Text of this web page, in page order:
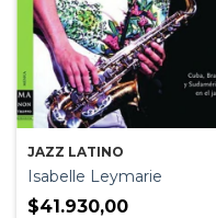
JAZZ LATINO
Isabelle Leymarie
$41.930,00